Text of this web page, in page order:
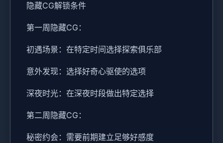
隐藏CG解锁条件
第一周隐藏CG：
初遇场景：在特定时间选择探索俱乐部
意外发现：选择好奇心驱使的选项
深夜时光：在深夜时段做出特定选择
第二周隐藏CG：
秘密约会：需要前期建立足够好感度